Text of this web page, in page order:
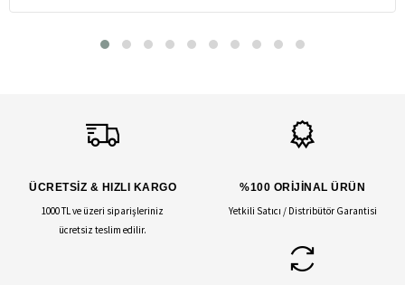
ÜCRETSİZ & HIZLI KARGO
1000 TL ve üzeri siparişleriniz
ücretsiz teslim edilir.
%100 ORİJİNAL ÜRÜN
Yetkili Satıcı / Distribütör Garantisi